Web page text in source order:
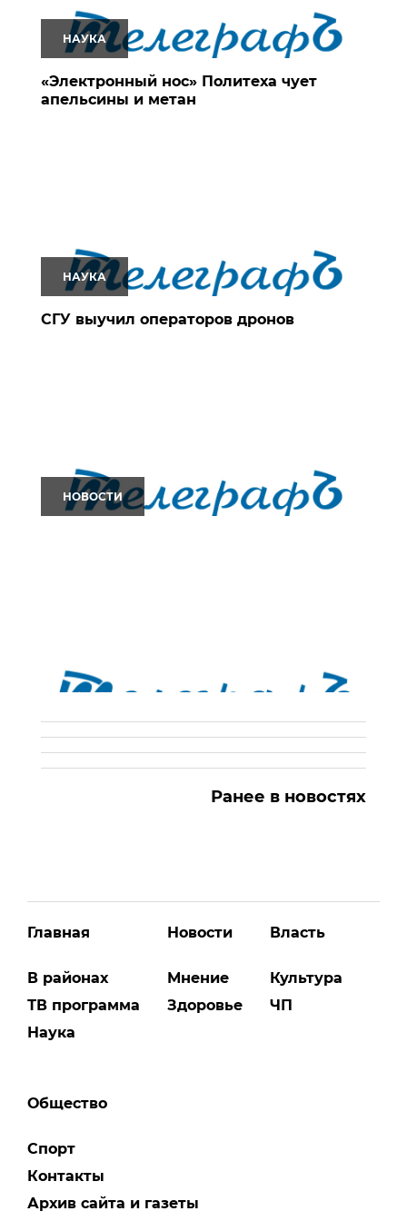
НАУКА
«Электронный нос» Политеха чует
апельсины и метан
НАУКА
СГУ выучил операторов дронов
НОВОСТИ
Ранее в новостях
Главная
В районах
ТВ программа
Наука
Новости
Мнение
Здоровье
Власть
Культура
ЧП
Общество
Спорт
Контакты
Архив сайта и газеты